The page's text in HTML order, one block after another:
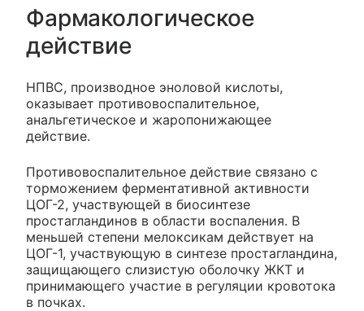
Фармакологическое
действие
НПВС, производное эноловой кислоты,
оказывает противовоспалительное,
анальгетическое и жаропонижающее
действие.
Противовоспалительное действие связано с
торможением ферментативной активности
ЦОГ-2, участвующей в биосинтезе
простагландинов в области воспаления. В
меньшей степени мелоксикам действует на
ЦОГ-1, участвующую в синтезе простагландина,
защищающего слизистую оболочку ЖКТ и
принимающего участие в регуляции кровотока
в почках.